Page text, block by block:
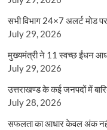
सभी विभाग 24×7 अलर्ट मोड
July 29, 2026
मुख्यमंत्री ने 11 स्वच्छ ईंधन
July 29, 2026
उत्तराखण्ड के कई जनपदों में
July 28, 2026
सफलता का आधार केवल अंक